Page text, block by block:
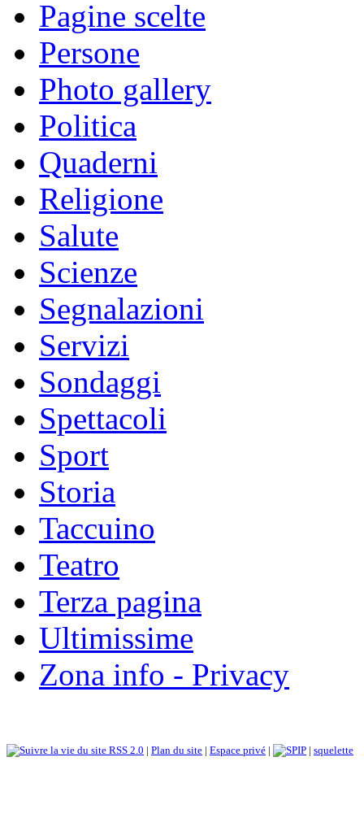
Pagine scelte
Persone
Photo gallery
Politica
Quaderni
Religione
Salute
Scienze
Segnalazioni
Servizi
Sondaggi
Spettacoli
Sport
Storia
Taccuino
Teatro
Terza pagina
Ultimissime
Zona info - Privacy
RSS 2.0 | Plan du site | Espace privé | | squelette